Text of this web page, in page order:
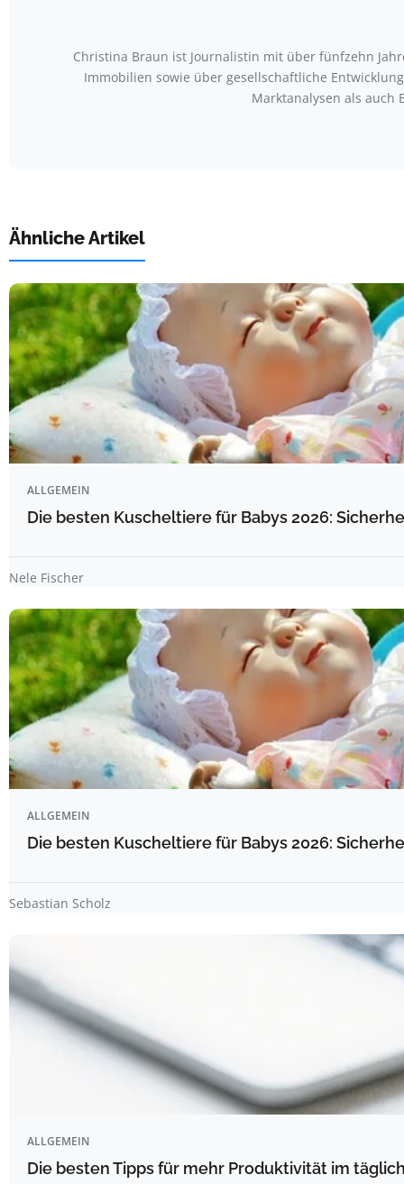
Christina Braun ist Journalistin mit über fünfzehn
Immobilien sowie über gesellschaftliche
Marktanalysen als
Ähnliche Artikel
ALLGEMEIN
Die besten Kuscheltiere für Babys 2026:
Nele Fischer
ALLGEMEIN
Die besten Kuscheltiere für Babys 2026:
Sebastian Scholz
ALLGEMEIN
Die besten Tipps für mehr Produktivität im